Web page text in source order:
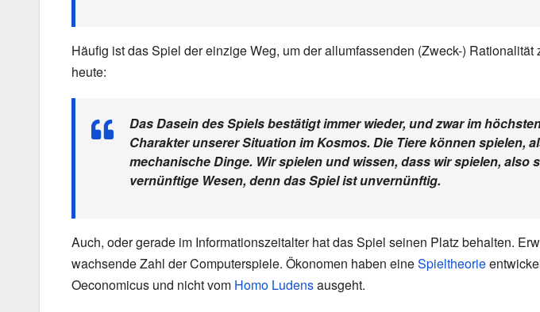
Häufig ist das Spiel der einzige Weg, um der allumfassenden (Zweck-)
heute:
Das Dasein des Spiels bestätigt immer wieder, und zwar im
Charakter unserer Situation im Kosmos. Die Tiere können spielen,
mechanische Dinge. Wir spielen und wissen, dass wir spielen, also
vernünftige Wesen, denn das Spiel ist unvernünftig.
Auch, oder gerade im Informationszeitalter hat das Spiel seinen Platz behalten.
wachsende Zahl der Computerspiele. Ökonomen haben eineSpieltheorie
Oeconomicus und nicht vom Homo Ludensausgeht.